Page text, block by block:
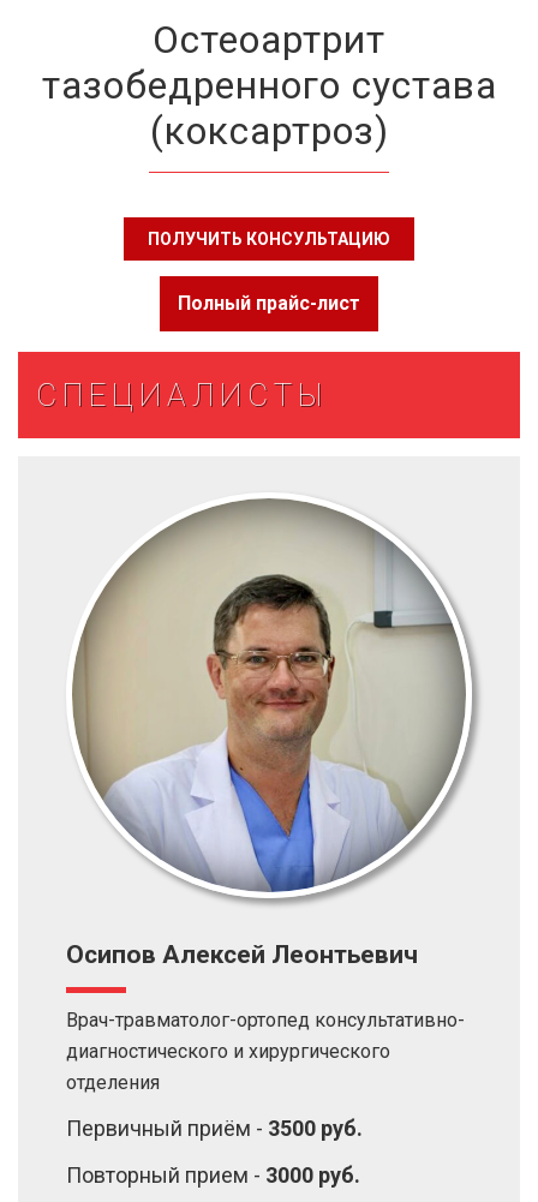
Остеоартрит
тазобедренного сустава
(коксартроз)
ПОЛУЧИТЬ КОНСУЛЬТАЦИЮ
Полный прайс-лист
СПЕЦИАЛИСТЫ
Осипов Алексей Леонтьевич
Врач-травматолог-ортопед консультативно-
диагностического и хирургического
отделения
Первичный приём - 3500 руб.
Повторный прием - 3000 руб.